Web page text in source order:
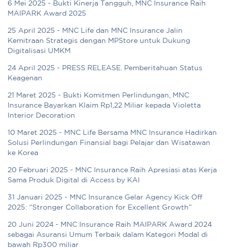
6 Mei 2025 - Bukti Kinerja Tangguh, MNC Insurance Raih
MAIPARK Award 2025
25 April 2025 - MNC Life dan MNC Insurance Jalin
Kemitraan Strategis dengan MPStore untuk Dukung
Digitalisasi UMKM
24 April 2025 - PRESS RELEASE. Pemberitahuan Status
Keagenan
21 Maret 2025 - Bukti Komitmen Perlindungan, MNC
Insurance Bayarkan Klaim Rp1,22 Miliar kepada Violetta
Interior Decoration
10 Maret 2025 - MNC Life Bersama MNC Insurance Hadirkan
Solusi Perlindungan Finansial bagi Pelajar dan Wisatawan
ke Korea
20 Februari 2025 - MNC Insurance Raih Apresiasi atas Kerja
Sama Produk Digital di Access by KAI
31 Januari 2025 - MNC Insurance Gelar Agency Kick Off
2025: “Stronger Collaboration for Excellent Growth”
20 Juni 2024 - MNC Insurance Raih MAIPARK Award 2024
sebagai Asuransi Umum Terbaik dalam Kategori Modal di
bawah Rp300 miliar